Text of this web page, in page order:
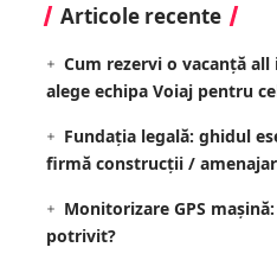
Articole recente
Cum rezervi o vacanță
alege echipa Voiaj pentru
Fundația legală: ghidul
firmă construcții /
Monitorizare GPS
potrivit?